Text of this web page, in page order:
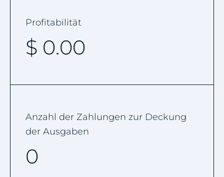
Profitabilität
$ 0.00
Anzahl der Zahlungen zur Deckung
der Ausgaben
0